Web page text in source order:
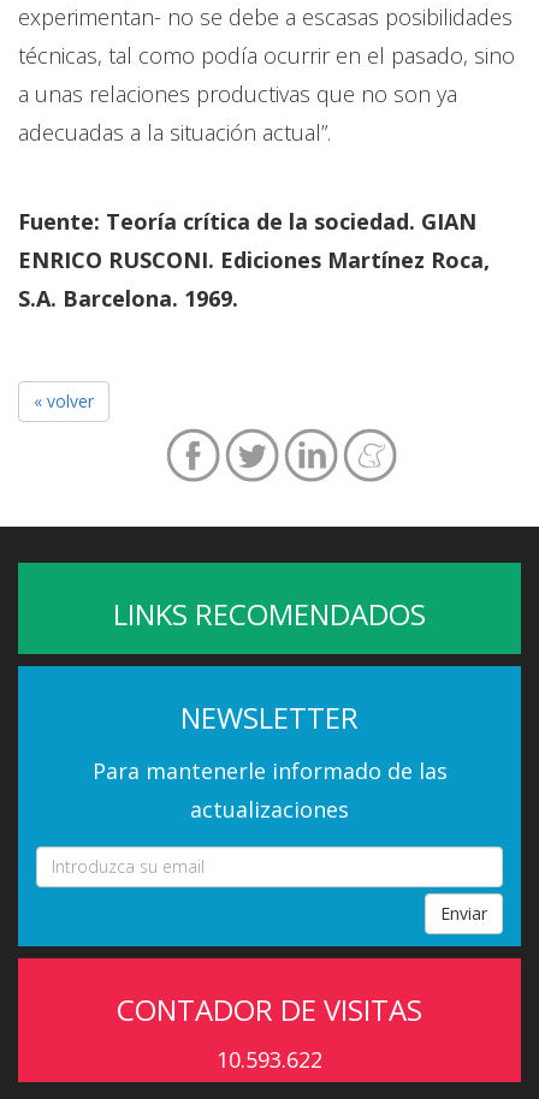
experimentan- no se debe a escasas posibilidades
técnicas, tal como podía ocurrir en el pasado, sino
a unas relaciones productivas que no son ya
adecuadas a la situación actual”.
Fuente: Teoría crítica de la sociedad. GIAN
ENRICO RUSCONI. Ediciones Martínez Roca,
S.A. Barcelona. 1969.
« volver
LINKS RECOMENDADOS
NEWSLETTER
Para mantenerle informado de las
actualizaciones
Enviar
CONTADOR DE VISITAS
10.593.622